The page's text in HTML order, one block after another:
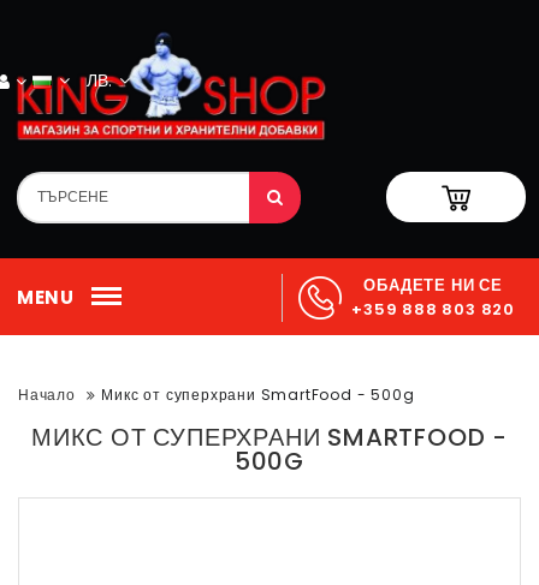
MENU
ЛВ.
ОБАДЕТЕ НИ СЕ
+359 888 803 820
Начало Микс от суперхрани SmartFood - 500g
МИКС ОТ СУПЕРХРАНИ SMARTFOOD -
500G